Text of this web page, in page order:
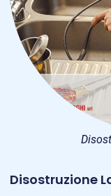
Disostruzione